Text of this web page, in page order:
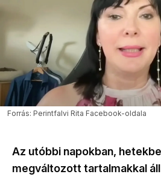
Forrás: Perintfalvi Rita Facebook-oldala
Az utóbbi napokban,
megváltozott tartalmakkal